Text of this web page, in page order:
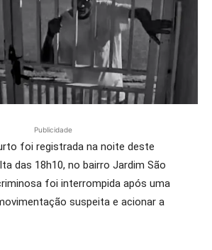
Publicidade
foi registrada na noite deste
das 18h10, no bairro Jardim São
foi interrompida após uma
suspeita e acionar a